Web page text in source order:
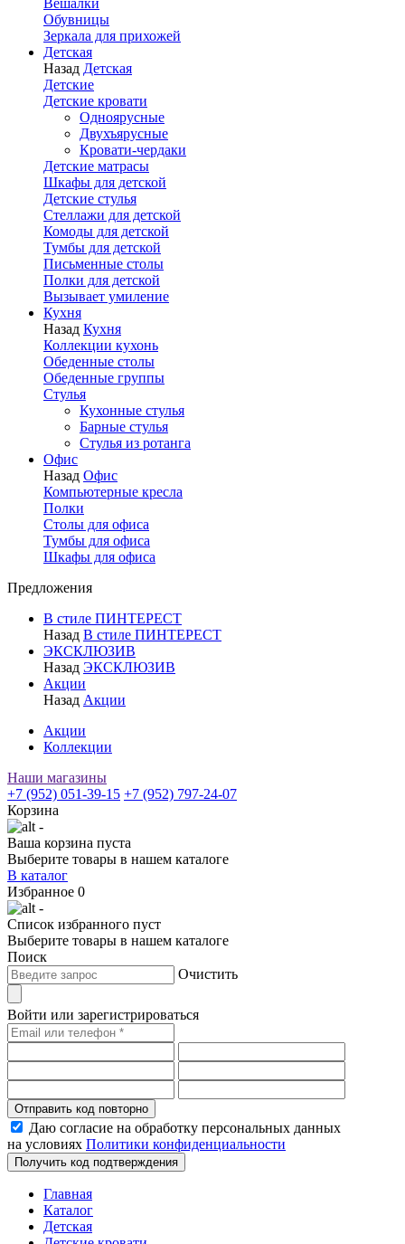
Вешалки
Обувницы
Зеркала для прихожей
Детская
Назад Детская
Детские
Детские кровати
Одноярусные
Двухъярусные
Кровати-чердаки
Детские матрасы
Шкафы для детской
Детские стулья
Стеллажи для детской
Комоды для детской
Тумбы для детской
Письменные столы
Полки для детской
Вызывает умиление
Кухня
Назад Кухня
Коллекции кухонь
Обеденные столы
Обеденные группы
Стулья
Кухонные стулья
Барные стулья
Стулья из ротанга
Офис
Назад Офис
Компьютерные кресла
Полки
Столы для офиса
Тумбы для офиса
Шкафы для офиса
Предложения
В стиле ПИНТЕРЕСТ
Назад В стиле ПИНТЕРЕСТ
ЭКСКЛЮЗИВ
Назад ЭКСКЛЮЗИВ
Акции
Назад Акции
Акции
Коллекции
Наши магазины
+7 (952) 051-39-15 +7 (952) 797-24-07
Корзина
-
Ваша корзина пуста
Выберите товары в нашем каталоге
В каталог
Избранное 0
-
Список избранного пуст
Выберите товары в нашем каталоге
Поиск
Очистить
Войти или зарегистрироваться
Отправить код повторно
Даю согласие на обработку персональных данных
на условиях Политики конфиденциальности
Получить код подтверждения
Главная
Каталог
Детская